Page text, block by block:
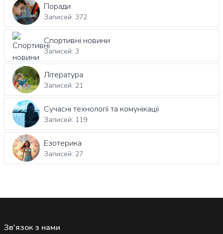
Поради
Записей: 372
Спортивні новини
Записей: 3
Література
Записей: 21
Сучасні технології та комунікації
Записей: 119
Езотерика
Записей: 27
Зв'язок з нами